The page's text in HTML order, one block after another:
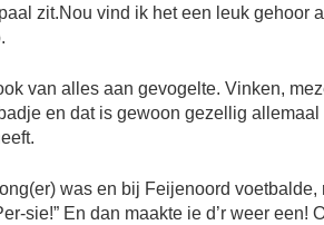
zit.Nou vind ik het een leuk gehoor
van alles aan gevogelte. Vinken,
en dat is gewoon gezellig
was en bij Feijenoord
sie!” En dan maakte ie d’r weer